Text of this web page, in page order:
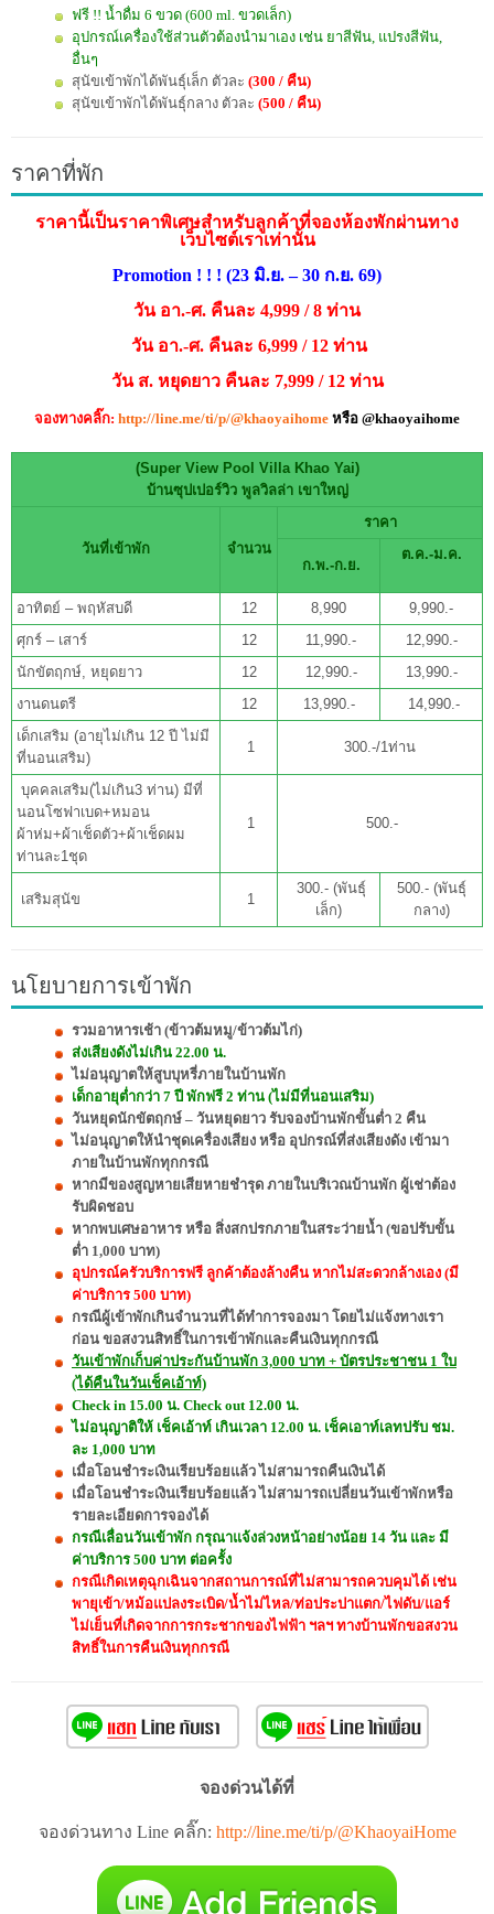
ฟรี !! น้ำดื่ม 6 ขวด (600 ml. ขวดเล็ก)
อุปกรณ์เครื่องใช้ส่วนตัวต้องนำมาเอง เช่น ยาสีฟัน, แปรงสีฟัน,
อื่นๆ
สุนัขเข้าพักได้พันธุ์เล็ก ตัวละ (300 / คืน)
สุนัขเข้าพักได้พันธุ์กลาง ตัวละ (500 / คืน)
ราคาที่พัก
ราคานี้เป็นราคาพิเศษสำหรับลูกค้าที่จองห้องพักผ่านทาง
เว็บไซต์เราเท่านั้น
Promotion ! ! ! (23 มิ.ย. – 30 ก.ย. 69)
วัน อา.-ศ. คืนละ 4,999 / 8 ท่าน
วัน อา.-ศ. คืนละ 6,999 / 12 ท่าน
วัน ส. หยุดยาว คืนละ 7,999 / 12 ท่าน
จองทางคลิ๊ก: http://line.me/ti/p/@khaoyaihome หรือ @khaoyaihome
(Super View Pool Villa Khao Yai)
บ้านซุปเปอร์วิว พูลวิลล่า เขาใหญ่
วันที่เข้าพัก จำนวน
ราคา
ก.พ.-ก.ย.
ต.ค.-ม.ค.
อาทิตย์ – พฤหัสบดี 12 8,990
9,990.-
ศุกร์ – เสาร์
12 11,990.-
12,990.-
นักขัตฤกษ์, หยุดยาว
12 12,990.-
13,990.-
งานดนตรี
12 13,990.-
14,990.-
เด็กเสริม (อายุไม่เกิน 12 ปี ไม่มี
ที่นอนเสริม)
1 300.-/1ท่าน
บุคคลเสริม(ไม่เกิน3 ท่าน) มีที่
นอนโซฟาเบด+หมอน
ผ้าห่ม+ผ้าเช็ดตัว+ผ้าเช็ดผม
ท่านละ1ชุด
1 500.-
เสริมสุนัข 1
300.- (พันธุ์
เล็ก)
500.- (พันธุ์
กลาง)
นโยบายการเข้าพัก
รวมอาหารเช้า (ข้าวต้มหมู/ข้าวต้มไก่)
ส่งเสียงดังไม่เกิน 22.00 น.
ไม่อนุญาตให้สูบบุหรี่ภายในบ้านพัก
เด็กอายุต่ำกว่า 7 ปี พักฟรี 2 ท่าน (ไม่มีที่นอนเสริม)
วันหยุดนักขัตฤกษ์ – วันหยุดยาว รับจองบ้านพักขั้นต่ำ 2 คืน
ไม่อนุญาตให้นำชุดเครื่องเสียง หรือ อุปกรณ์ที่ส่งเสียงดัง เข้ามา
ภายในบ้านพักทุกกรณี
หากมีของสูญหายเสียหายชำรุด ภายในบริเวณบ้านพัก ผู้เช่าต้อง
รับผิดชอบ
หากพบเศษอาหาร หรือ สิ่งสกปรกภายในสระว่ายน้ำ (ขอปรับขั้น
ต่ำ 1,000 บาท)
อุปกรณ์ครัวบริการฟรี ลูกค้าต้องล้างคืน หากไม่สะดวกล้างเอง (มี
ค่าบริการ 500 บาท)
กรณีผู้เข้าพักเกินจำนวนที่ได้ทำการจองมา โดยไม่แจ้งทางเรา
ก่อน ขอสงวนสิทธิ์ในการเข้าพักและคืนเงินทุกกรณี
วันเข้าพักเก็บค่าประกันบ้านพัก 3,000 บาท + บัตรประชาชน 1 ใบ
(ได้คืนในวันเช็คเอ้าท์)
Check in 15.00 น. Check out 12.00 น.
ไม่อนุญาติให้ เช็คเอ้าท์ เกินเวลา 12.00 น. เช็คเอาท์เลทปรับ ชม.
ละ 1,000 บาท
เมื่อโอนชำระเงินเรียบร้อยแล้ว ไม่สามารถคืนเงินได้
เมื่อโอนชำระเงินเรียบร้อยแล้ว ไม่สามารถเปลี่ยนวันเข้าพักหรือ
รายละเอียดการจองได้
กรณีเลื่อนวันเข้าพัก กรุณาแจ้งล่วงหน้าอย่างน้อย 14 วัน และ มี
ค่าบริการ 500 บาท ต่อครั้ง
กรณีเกิดเหตุฉุกเฉินจากสถานการณ์ที่ไม่สามารถควบคุมได้ เช่น
พายุเข้า/หม้อแปลงระเบิด/น้ำไม่ไหล/ท่อประปาแตก/ไฟดับ/แอร์
ไม่เย็นที่เกิดจากการกระชากของไฟฟ้า ฯลฯ ทางบ้านพักขอสงวน
สิทธิ์ในการคืนเงินทุกกรณี
จองด่วนได้ที่
จองด่วนทาง Line คลิ๊ก: http://line.me/ti/p/@KhaoyaiHome